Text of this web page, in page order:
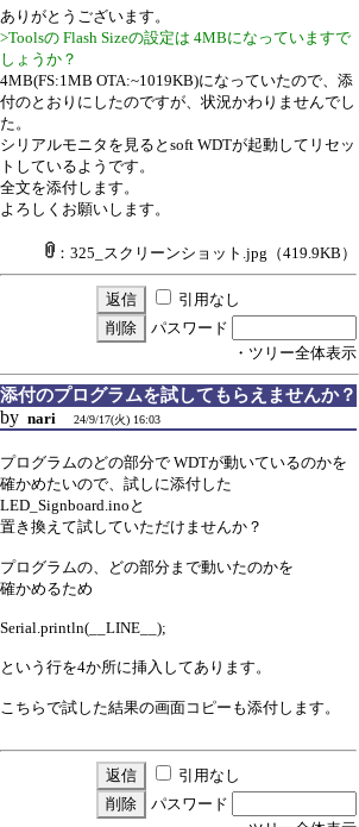
ありがとうございます。
>Toolsの Flash Sizeの設定は 4MBになっていますで
しょうか？
4MB(FS:1MB OTA:~1019KB)になっていたので、添
付のとおりにしたのですが、状況かわりませんでし
た。
シリアルモニタを見るとsoft WDTが起動してリセッ
トしているようです。
全文を添付します。
よろしくお願いします。
：325_スクリーンショット.jpg （419.9KB）
引用なし
パスワード
・ツリー全体表示
添付のプログラムを試してもらえませんか？
by nari 24/9/17(火) 16:03
プログラムのどの部分で WDTが動いているのかを
確かめたいので、試しに添付した
LED_Signboard.inoと
置き換えて試していただけませんか？
プログラムの、どの部分まで動いたのかを
確かめるため
Serial.println(__LINE__);
という行を4か所に挿入してあります。
こちらで試した結果の画面コピーも添付します。
引用なし
パスワード